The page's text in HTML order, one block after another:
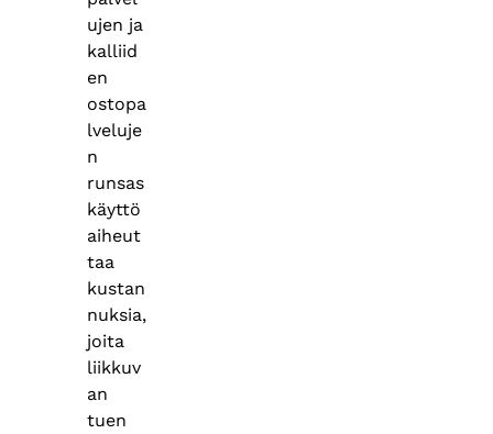
ujen ja
kalliid
en
ostopa
lveluje
n
runsas
käyttö
aiheut
taa
kustan
nuksia,
joita
liikkuv
an
tuen